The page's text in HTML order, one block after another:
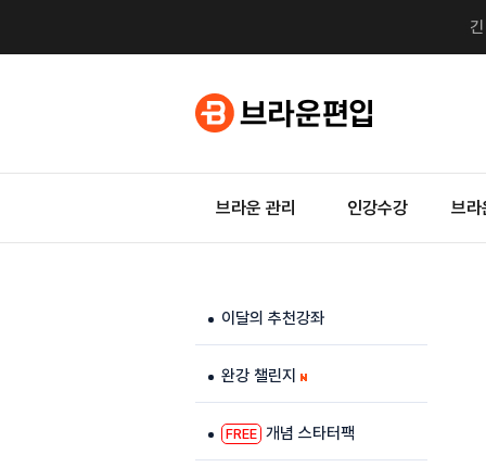
브라운 관리 인강수강 브라
이달의 추천강좌
완강 챌린지
FREE 개념 스타터팩